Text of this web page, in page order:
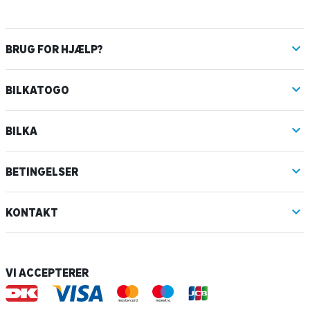
BRUG FOR HJÆLP?
BILKATOGO
BILKA
BETINGELSER
KONTAKT
VI ACCEPTERER